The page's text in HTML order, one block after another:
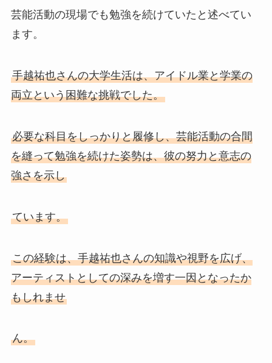
芸能活動の現場でも勉強を続けていたと述べてい
ます。
手越祐也さんの大学生活は、アイドル業と学業の
両立という困難な挑戦でした。
必要な科目をしっかりと履修し、芸能活動の合間
を縫って勉強を続けた姿勢は、彼の努力と意志の
強さを示し
ています。
この経験は、手越祐也さんの知識や視野を広げ、
アーティストとしての深みを増す一因となったか
もしれませ
ん。